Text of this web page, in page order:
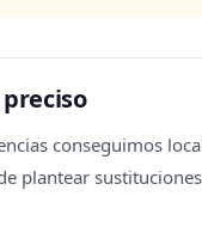
conseguimos
plantear